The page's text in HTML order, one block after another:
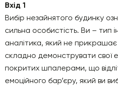
Вхід 1
Вибір незайнятого будинку
сильна особистість. Ви – тип
аналітика, який не
складно демонструвати свої
покритих шпалерами, що
емоційного бар’єру, який ви